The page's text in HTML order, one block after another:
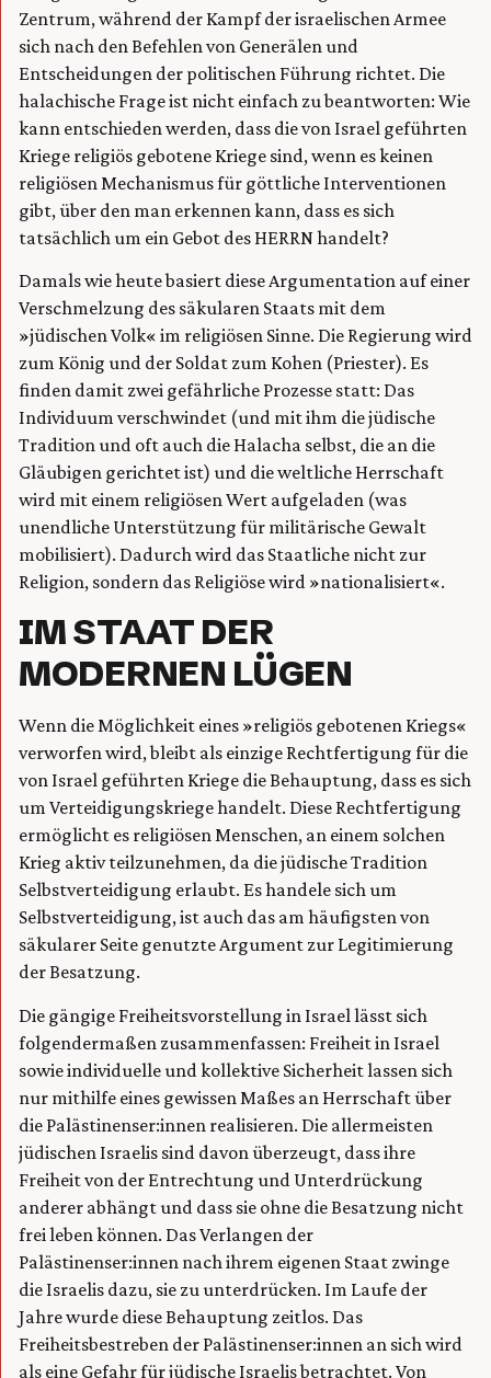
Zentrum, während der Kampf der israelischen Armee
sich nach den Befehlen von Generälen und
Entscheidungen der politischen Führung richtet. Die
halachische Frage ist nicht einfach zu beantworten: Wie
kann entschieden werden, dass die von Israel geführten
Kriege religiös gebotene Kriege sind, wenn es keinen
religiösen Mechanismus für göttliche Interventionen
gibt, über den man erkennen kann, dass es sich
tatsächlich um ein Gebot des HERRN handelt?
Damals wie heute basiert diese Argumentation auf einer
Verschmelzung des säkularen Staats mit dem
»jüdischen Volk« im religiösen Sinne. Die Regierung wird
zum König und der Soldat zum Kohen (Priester). Es
finden damit zwei gefährliche Prozesse statt: Das
Individuum verschwindet (und mit ihm die jüdische
Tradition und oft auch die Halacha selbst, die an die
Gläubigen gerichtet ist) und die weltliche Herrschaft
wird mit einem religiösen Wert aufgeladen (was
unendliche Unterstützung für militärische Gewalt
mobilisiert). Dadurch wird das Staatliche nicht zur
Religion, sondern das Religiöse wird »nationalisiert«.
IM STAAT DER
MODERNEN LÜGEN
Wenn die Möglichkeit eines »religiös gebotenen Kriegs«
verworfen wird, bleibt als einzige Rechtfertigung für die
von Israel geführten Kriege die Behauptung, dass es sich
um Verteidigungskriege handelt. Diese Rechtfertigung
ermöglicht es religiösen Menschen, an einem solchen
Krieg aktiv teilzunehmen, da die jüdische Tradition
Selbstverteidigung erlaubt. Es handele sich um
Selbstverteidigung, ist auch das am häufigsten von
säkularer Seite genutzte Argument zur Legitimierung
der Besatzung.
Die gängige Freiheitsvorstellung in Israel lässt sich
folgendermaßen zusammenfassen: Freiheit in Israel
sowie individuelle und kollektive Sicherheit lassen sich
nur mithilfe eines gewissen Maßes an Herrschaft über
die Palästinenser:innen realisieren. Die allermeisten
jüdischen Israelis sind davon überzeugt, dass ihre
Freiheit von der Entrechtung und Unterdrückung
anderer abhängt und dass sie ohne die Besatzung nicht
frei leben können. Das Verlangen der
Palästinenser:innen nach ihrem eigenen Staat zwinge
die Israelis dazu, sie zu unterdrücken. Im Laufe der
Jahre wurde diese Behauptung zeitlos. Das
Freiheitsbestreben der Palästinenser:innen an sich wird
als eine Gefahr für jüdische Israelis betrachtet. Von